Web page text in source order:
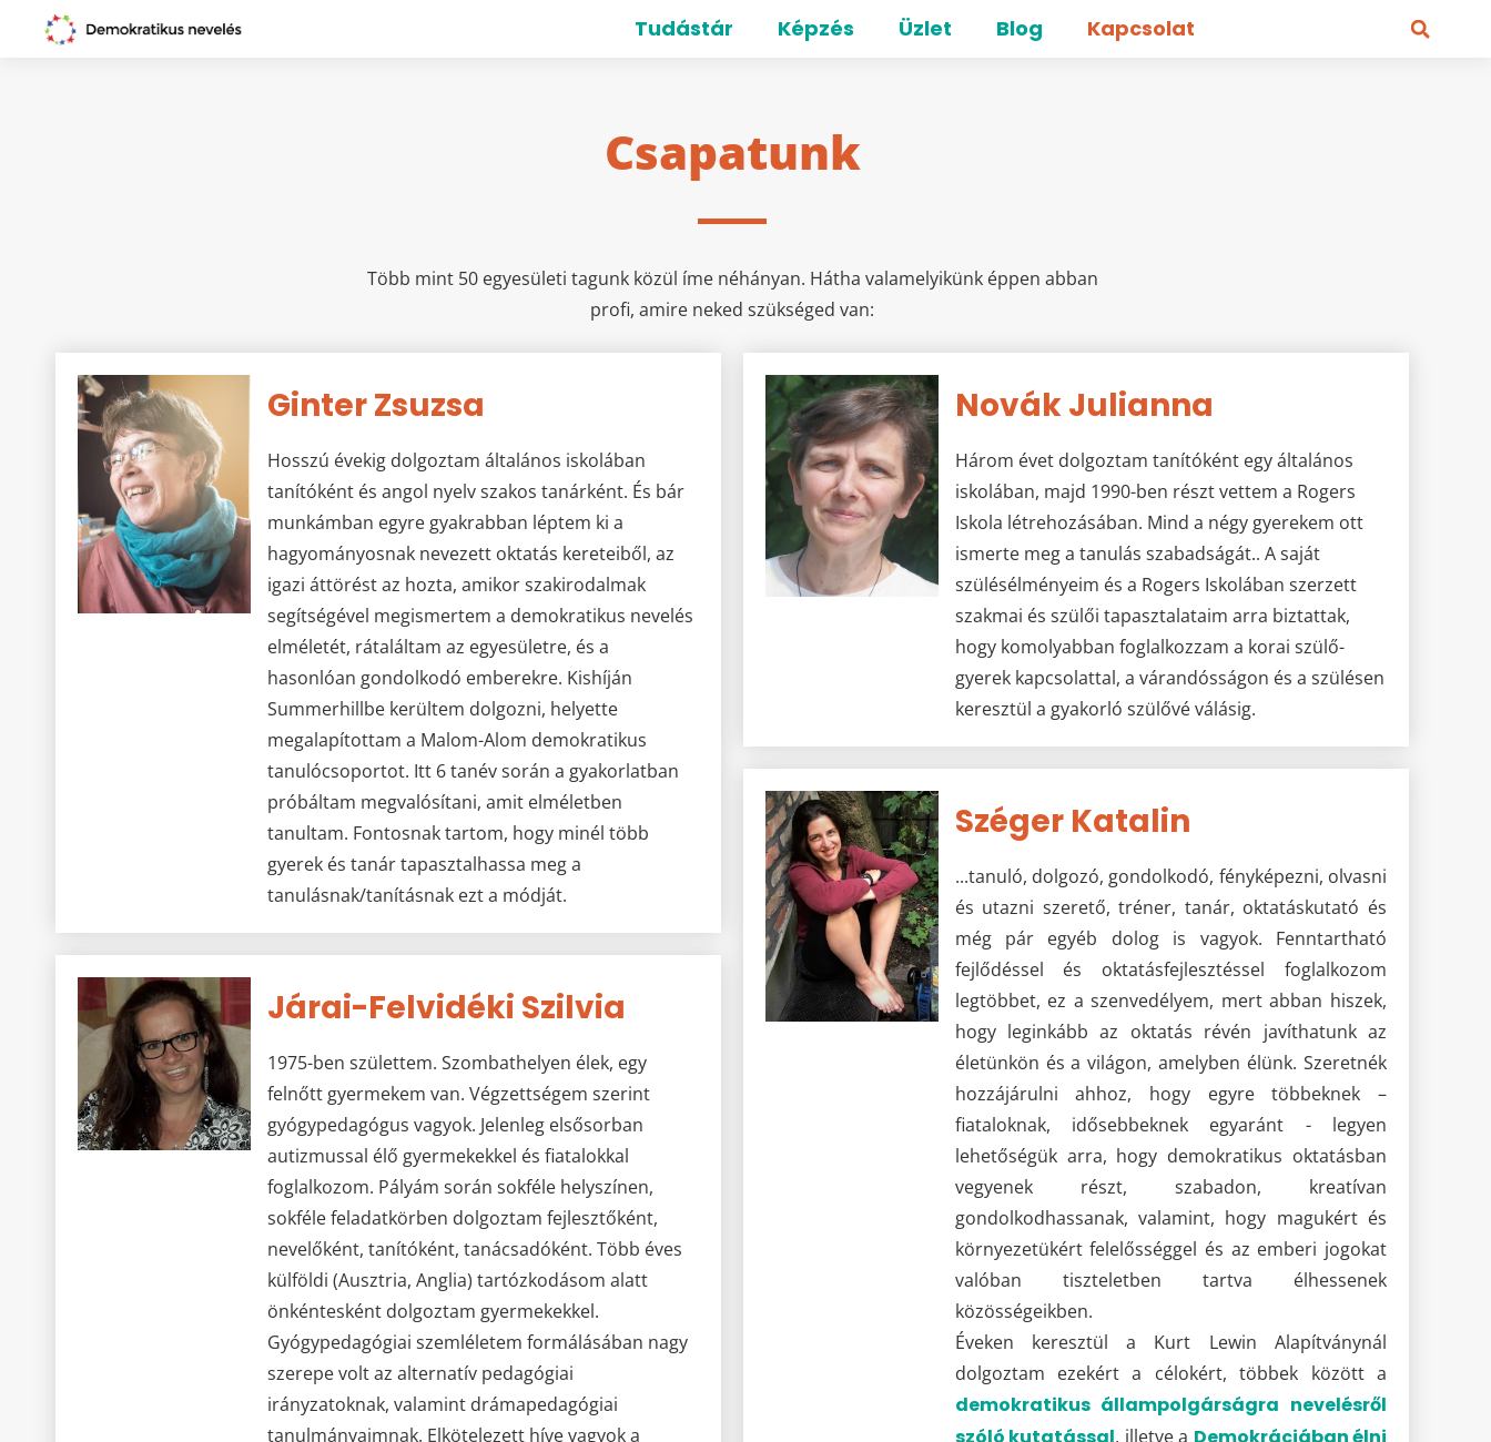
Tudástár Képzés Üzlet Blog Kapcsolat
Csapatunk
Több mint 50 egyesületi tagunk közül íme néhányan. Hátha valamelyikünk éppen abban
profi, amire neked szükséged van:
Ginter Zsuzsa
Hosszú évekig dolgoztam általános iskolában
tanítóként és angol nyelv szakos tanárként. És bár
munkámban egyre gyakrabban léptem ki a
hagyományosnak nevezett oktatás kereteiből, az
igazi áttörést az hozta, amikor szakirodalmak
segítségével megismertem a demokratikus nevelés
elméletét, rátaláltam az egyesületre, és a
hasonlóan gondolkodó emberekre. Kishíján
Summerhillbe kerültem dolgozni, helyette
megalapítottam a Malom-Alom demokratikus
tanulócsoportot. Itt 6 tanév során a gyakorlatban
próbáltam megvalósítani, amit elméletben
tanultam. Fontosnak tartom, hogy minél több
gyerek és tanár tapasztalhassa meg a
tanulásnak/tanításnak ezt a módját.
Járai-Felvidéki Szilvia
1975-ben születtem. Szombathelyen élek, egy
felnőtt gyermekem van. Végzettségem szerint
gyógypedagógus vagyok. Jelenleg elsősorban
autizmussal élő gyermekekkel és fiatalokkal
foglalkozom. Pályám során sokféle helyszínen,
sokféle feladatkörben dolgoztam fejlesztőként,
nevelőként, tanítóként, tanácsadóként. Több éves
külföldi (Ausztria, Anglia) tartózkodásom alatt
önkéntesként dolgoztam gyermekekkel.
Gyógypedagógiai szemléletem formálásában nagy
szerepe volt az alternatív pedagógiai
irányzatoknak, valamint drámapedagógiai
tanulmányaimnak. Elkötelezett híve vagyok a
Novák Julianna
Három évet dolgoztam tanítóként egy általános
iskolában, majd 1990-ben részt vettem a Rogers
Iskola létrehozásában. Mind a négy gyerekem ott
ismerte meg a tanulás szabadságát.. A saját
szülésélményeim és a Rogers Iskolában szerzett
szakmai és szülői tapasztalataim arra biztattak,
hogy komolyabban foglalkozzam a korai szülő-
gyerek kapcsolattal, a várandósságon és a szülésen
keresztül a gyakorló szülővé válásig.
Széger Katalin
...tanuló, dolgozó, gondolkodó, fényképezni, olvasni
és utazni szerető, tréner, tanár, oktatáskutató és
még pár egyéb dolog is vagyok. Fenntartható
fejlődéssel és oktatásfejlesztéssel foglalkozom
legtöbbet, ez a szenvedélyem, mert abban hiszek,
hogy leginkább az oktatás révén javíthatunk az
életünkön és a világon, amelyben élünk. Szeretnék
hozzájárulni ahhoz, hogy egyre többeknek –
fiataloknak, idősebbeknek egyaránt - legyen
lehetőségük arra, hogy demokratikus oktatásban
vegyenek részt, szabadon, kreatívan
gondolkodhassanak, valamint, hogy magukért és
környezetükért felelősséggel és az emberi jogokat
valóban tiszteletben tartva élhessenek
közösségeikben.
Éveken keresztül a Kurt Lewin Alapítványnál
dolgoztam ezekért a célokért, többek között a
demokratikus állampolgárságra nevelésről
, illetve a